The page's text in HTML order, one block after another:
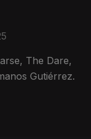
The Dare,
Gutiérrez.